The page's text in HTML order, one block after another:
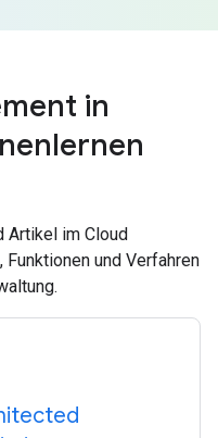
in
Artikel im Cloud
und Verfahren